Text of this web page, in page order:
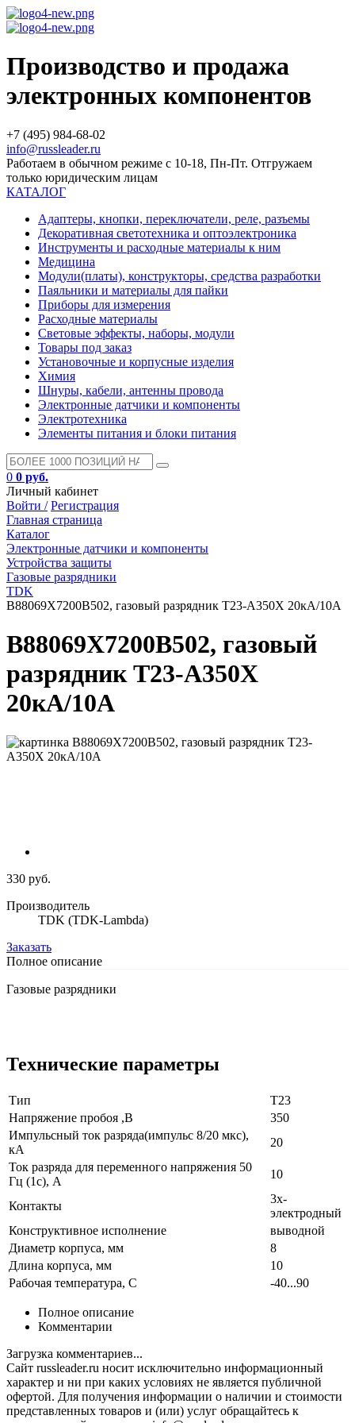
Производство и продажа
электронных компонентов
+7 (495) 984-68-02
info@russleader.ru
Работаем в обычном режиме с 10-18, Пн-Пт. Отгружаем
только юридическим лицам
КАТАЛОГ
Адаптеры, кнопки, переключатели, реле, разъемы
Декоративная светотехника и оптоэлектроника
Инструменты и расходные материалы к ним
Медицина
Модули(платы), конструкторы, средства разработки
Паяльники и материалы для пайки
Приборы для измерения
Расходные материалы
Световые эффекты, наборы, модули
Товары под заказ
Установочные и корпусные изделия
Химия
Шнуры, кабели, антенны провода
Электронные датчики и компоненты
Электротехника
Элементы питания и блоки питания
0 0 руб.
Личный кабинет
Войти / Регистрация
Главная страница
Каталог
Электронные датчики и компоненты
Устройства защиты
Газовые разрядники
TDK
B88069X7200B502, газовый разрядник T23-A350X 20кА/10A
B88069X7200B502, газовый
разрядник T23-A350X
20кА/10A
330 руб.
Производитель
TDK (TDK-Lambda)
Заказать
Полное описание
Газовые разрядники
Технические параметры
Тип
T23
Напряжение пробоя ,В
350
Импульсный ток разряда(импульс 8/20 мкс),
кА
20
Ток разряда для переменного напряжения 50
Гц (1c), А
10
Контакты
3х-
электродный
Конструктивное исполнение
выводной
Диаметр корпуса, мм
8
Длина корпуса, мм
10
Рабочая температура, С
-40...90
Полное описание
Комментарии
Загрузка комментариев...
Сайт russleader.ru носит исключительно информационный
характер и ни при каких условиях не является публичной
офертой. Для получения информации о наличии и стоимости
представленных товаров и (или) услуг обращайтесь к